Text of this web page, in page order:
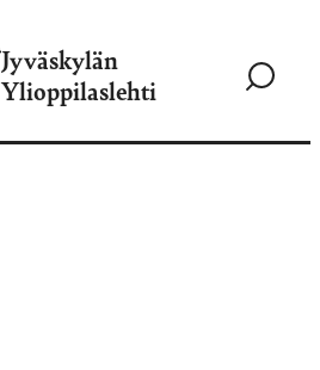
Jyväskylän
Ylioppilaslehti
Siirry